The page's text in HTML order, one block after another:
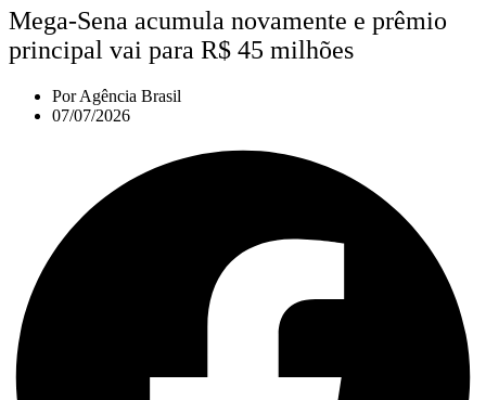
Mega-Sena acumula novamente e prêmio
principal vai para R$ 45 milhões
PorAgência Brasil
07/07/2026